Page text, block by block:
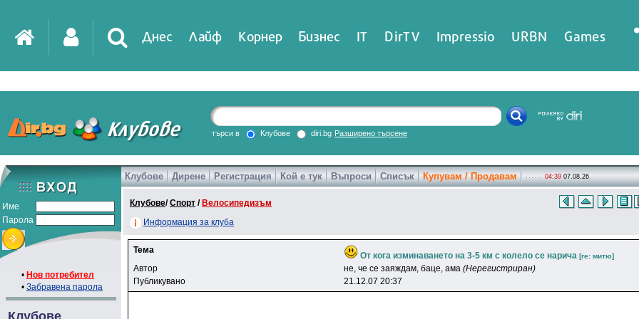
Днес Лайф Корнер Бизнес IT DirTV Impressio URBN Games
търси в Клубове diri.bg Разширено търсене
Име
Парола
• Нов потребител
• Забравена парола
Клубове
Клубове Дирене Регистрация Кой е тук Въпроси Списък Купувам / Продавам 04:39 07.08.26
Клубове/Спорт / Велосипедизъм
Информация за клуба
Тема
От кога изминаването на 3-5 км с колело се нарича [re: митю]
Автор нe, чe ce зaяждaм, бaцe, aмa (Нерегистриран)
Публикувано
21.12.07 20:37